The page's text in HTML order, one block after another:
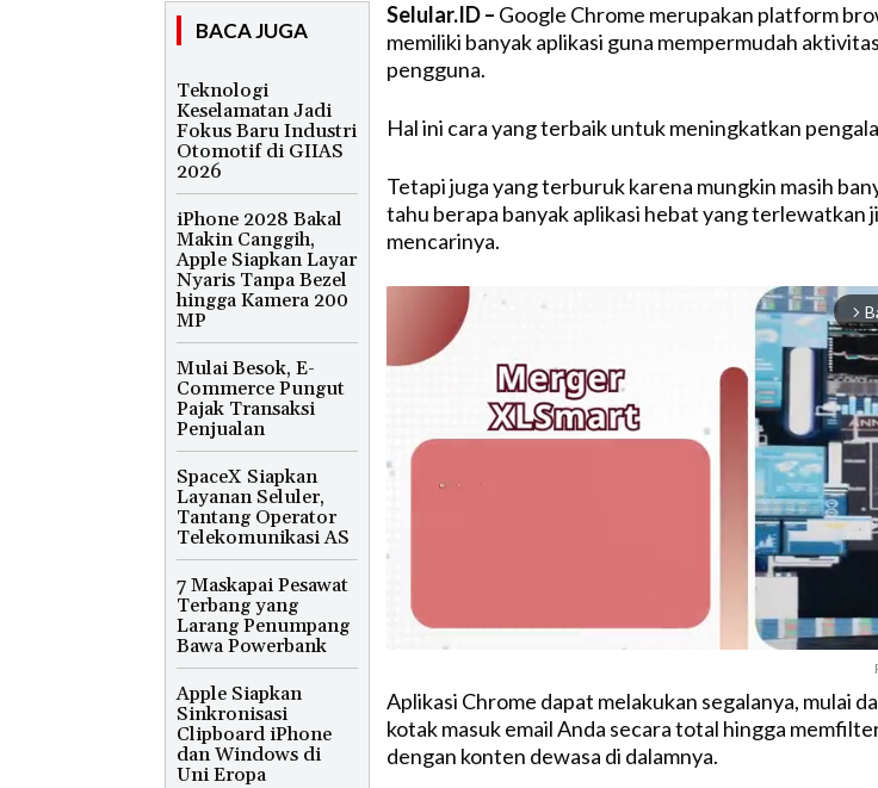
BACA JUGA
Teknologi
Keselamatan Jadi
Fokus Baru Industri
Otomotif di GIIAS
2026
iPhone 2028 Bakal
Makin Canggih,
Apple Siapkan Layar
Nyaris Tanpa Bezel
hingga Kamera 200
MP
Mulai Besok, E-
Commerce Pungut
Pajak Transaksi
Penjualan
SpaceX Siapkan
Layanan Seluler,
Tantang Operator
Telekomunikasi AS
7 Maskapai Pesawat
Terbang yang
Larang Penumpang
Bawa Powerbank
Apple Siapkan
Sinkronisasi
Clipboard iPhone
dan Windows di
Uni Eropa
Selular.ID – Google Chrome merupakan platform
memiliki banyak aplikasi guna mempermudah
pengguna.
Hal ini cara yang terbaik untuk meningkatkan
Tetapi juga yang terburuk karena mungkin masih
tahu berapa banyak aplikasi hebat yang terlewatkan
mencarinya.
arrow_forward_ios
Aplikasi Chrome dapat melakukan segalanya, mulai
kotak masuk email Anda secara total hingga
dengan konten dewasa di dalamnya.